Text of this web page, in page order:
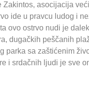
Zakintos, asocijacija
ide u pravcu ludog i
ovo ostrvo nudi je
dugačkih peščanih
parka sa zaštićenim
i srdačnih ljudi je sve